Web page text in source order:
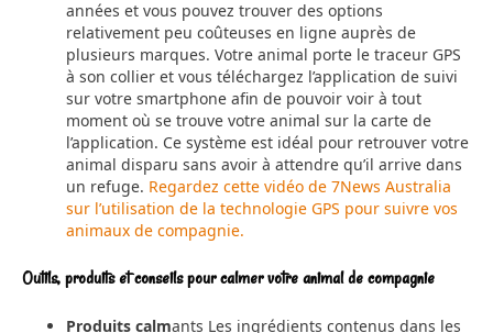
années et vous pouvez trouver des options
relativement peu coûteuses en ligne auprès de
plusieurs marques. Votre animal porte le traceur GPS
à son collier et vous téléchargez l’application de suivi
sur votre smartphone afin de pouvoir voir à tout
moment où se trouve votre animal sur la carte de
l’application. Ce système est idéal pour retrouver votre
animal disparu sans avoir à attendre qu’il arrive dans
un refuge. Regardez cette vidéo de 7News Australia
sur l’utilisation de la technologie GPS pour suivre vos
animaux de compagnie.
Outils, produits et conseils pour calmer votre animal de compagnie
Produits calmants Les ingrédients contenus dans les